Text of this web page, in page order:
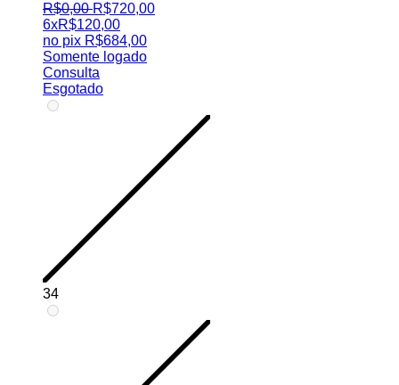
R$0,00 R$720,00
6xR$120,00
no pix R$684,00
Somente logado
Consulta
Esgotado
34